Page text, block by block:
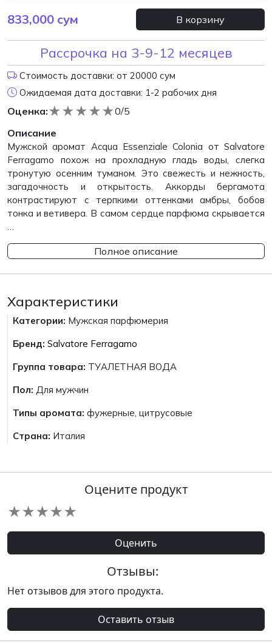
833,000 сум В корзину
Рассрочка на 3-9-12 месяцев
Стоимость доставки: от 20000 сум
Ожидаемая дата доставки: 1-2 рабочих дня
Оценка: ★
★
★
★
★
0/5
Описание
Мужской аромат Acqua Essenziale Colonia от Salvatore
Ferragamo похож на прохладную гладь воды, слегка
тронутую осенним туманом. Это свежесть и нежность,
загадочность и открытость. Аккорды бергамота
контрастируют с терпкими оттенками амбры, бобов
тонка и ветивера. В самом сердце парфюма скрывается
Полное описание
Характеристики
Категории: Мужская парфюмерия
Бренд: Salvatore Ferragamo
Группа товара: ТУАЛЕТНАЯ ВОДА
Пол: Для мужчин
Типы аромата: фужерные, цитрусовые
Страна: Италия
Оцените продукт
★
★
★
★
★
Оценить
Отзывы:
Нет отзывов для этого продукта.
Оставить отзыв